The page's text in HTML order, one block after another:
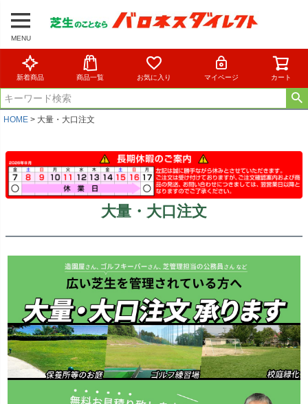
MENU
新着商品 商品一覧 お気に入り マイページ カート
HOME 大量・大口注文
大量・大口注文